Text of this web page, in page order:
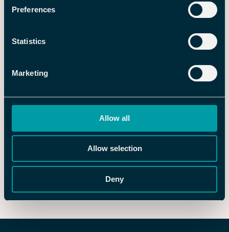
Preferences
Statistics
Marketing
Allow all
Allow selection
Deny
Veiledning: Slik beregner du ROI for
Slik blir HR mer strategisk – pluss
seks spørsmål du bør ta med til
neste ledermøte